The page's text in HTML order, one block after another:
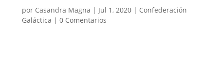
por Casandra Magna | Jul 1, 2020| Confederación
Galáctica | 0 Comentarios